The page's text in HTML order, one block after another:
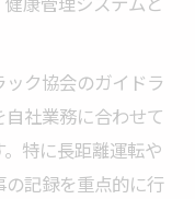
ク協会のガイドラ
社業務に合わせて
特に長距離運転や
記録を重点的に行